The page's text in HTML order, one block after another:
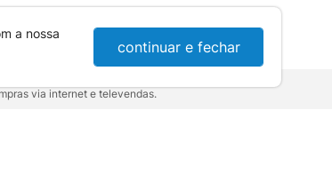
via internet e televendas.
a nossa
continuar e fechar